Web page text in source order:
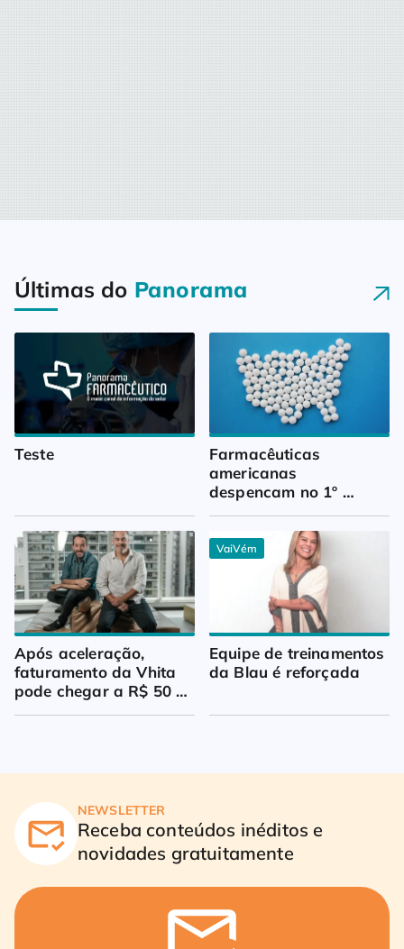
Últimas do Panorama
Teste
Farmacêuticas
americanas
despencam no 1º
Após aceleração,
faturamento da Vhita
pode chegar a R$ 50
VaiVém
Equipe de treinamentos
da Blau é reforçada
NEWSLETTER
Receba conteúdos inéditos e
novidades gratuitamente